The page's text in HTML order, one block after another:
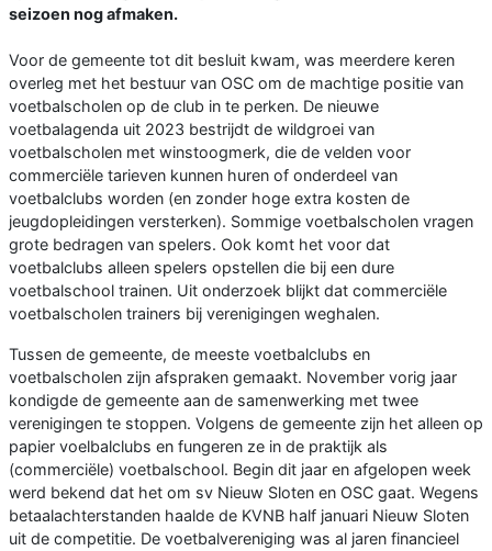
seizoen nog afmaken.
Voor de gemeente tot dit besluit kwam, was meerdere keren
overleg met het bestuur van OSC om de machtige positie van
voetbalscholen op de club in te perken. De nieuwe
voetbalagenda uit 2023 bestrijdt de wildgroei van
voetbalscholen met winstoogmerk, die de velden voor
commerciële tarieven kunnen huren of onderdeel van
voetbalclubs worden (en zonder hoge extra kosten de
jeugdopleidingen versterken). Sommige voetbalscholen vragen
grote bedragen van spelers. Ook komt het voor dat
voetbalclubs alleen spelers opstellen die bij een dure
voetbalschool trainen. Uit onderzoek blijkt dat commerciële
voetbalscholen trainers bij verenigingen weghalen.
Tussen de gemeente, de meeste voetbalclubs en
voetbalscholen zijn afspraken gemaakt. November vorig jaar
kondigde de gemeente aan de samenwerking met twee
verenigingen te stoppen. Volgens de gemeente zijn het alleen op
papier voelbalclubs en fungeren ze in de praktijk als
(commerciële) voetbalschool. Begin dit jaar en afgelopen week
werd bekend dat het om sv Nieuw Sloten en OSC gaat. Wegens
betaalachterstanden haalde de KVNB half januari Nieuw Sloten
uit de competitie. De voetbalvereniging was al jaren financieel